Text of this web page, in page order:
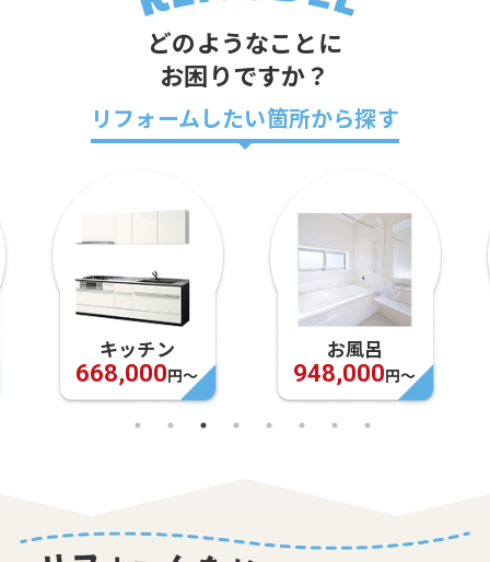
どのようなことに
お困りですか？
リフォームしたい箇所から探す
キッチン
668,000円〜
お風呂
948,000円〜